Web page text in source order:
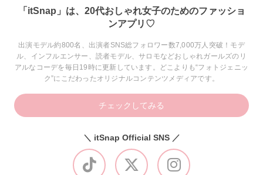
「itSnap」は、20代おしゃれ女子のためのファッショ
ンアプリ♡
出演モデル約800名、出演者SNS総フォロワー数7,000万人突破！モデ
ル、インフルエンサー、読者モデル、サロモなどおしゃれガールズのリ
アルなコーデを毎日19時に更新しています。どこよりも“フォトジェニッ
ク”にこだわったオリジナルコンテンツメディアです。
チェックしてみる
＼ itSnap Official SNS ／